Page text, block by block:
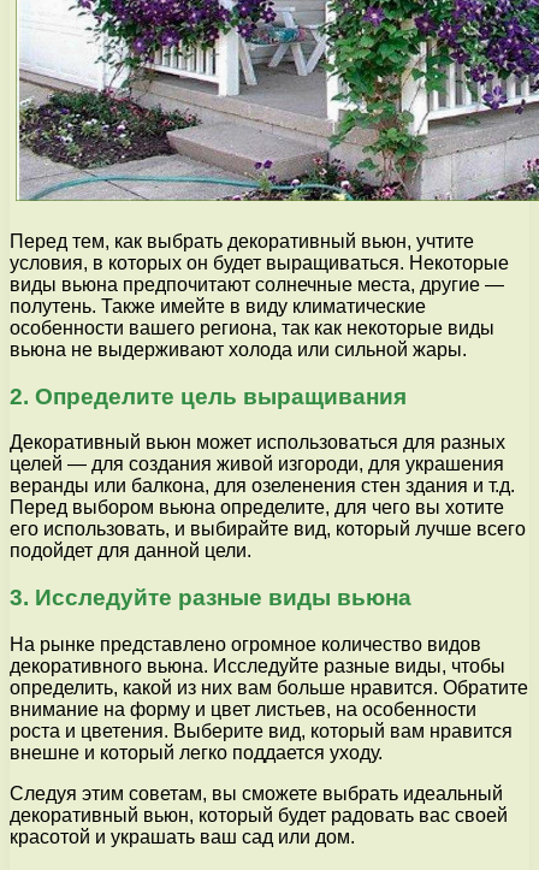
Перед тем, как выбрать декоративный вьюн, учтите
условия, в которых он будет выращиваться. Некоторые
виды вьюна предпочитают солнечные места, другие —
полутень. Также имейте в виду климатические
особенности вашего региона, так как некоторые виды
вьюна не выдерживают холода или сильной жары.
2. Определите цель выращивания
Декоративный вьюн может использоваться для разных
целей — для создания живой изгороди, для украшения
веранды или балкона, для озеленения стен здания и т.д.
Перед выбором вьюна определите, для чего вы хотите
его использовать, и выбирайте вид, который лучше всего
подойдет для данной цели.
3. Исследуйте разные виды вьюна
На рынке представлено огромное количество видов
декоративного вьюна. Исследуйте разные виды, чтобы
определить, какой из них вам больше нравится. Обратите
внимание на форму и цвет листьев, на особенности
роста и цветения. Выберите вид, который вам нравится
внешне и который легко поддается уходу.
Следуя этим советам, вы сможете выбрать идеальный
декоративный вьюн, который будет радовать вас своей
красотой и украшать ваш сад или дом.